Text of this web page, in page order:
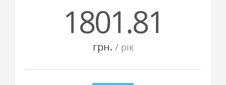
1801.81
грн. / рiк